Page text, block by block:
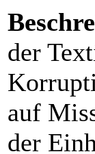
der
auf
der